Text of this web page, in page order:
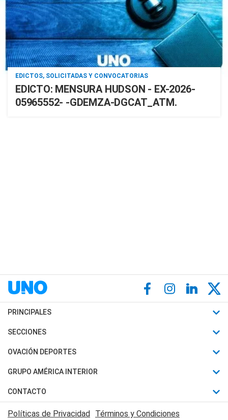
EDICTOS, SOLICITADAS Y CONVOCATORIAS
EDICTO: MENSURA HUDSON - EX-2026-
05965552- -GDEMZA-DGCAT_ATM.
PRINCIPALES
Últimas Noticias
Política
Judiciales
Economia
SECCIONES
Horóscopo
Motores
Trucos caseros
Series y Películas
OVACIÓN DEPORTES
Fútbol
Mundial
Automovilismo
GRUPO AMÉRICA INTERIOR
Canal 7 en Vivo
CONTACTO
Acerca de Nosotros
Políticas de Privacidad Términos y Condiciones